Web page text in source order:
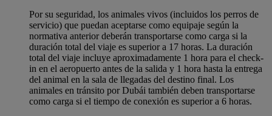
Por su seguridad, los animales vivos (incluidos los perros de
servicio) que puedan aceptarse como equipaje según la
normativa anterior deberán transportarse como carga si la
duración total del viaje es superior a 17 horas. La duración
total del viaje incluye aproximadamente 1 hora para el check-
in en el aeropuerto antes de la salida y 1 hora hasta la entrega
del animal en la sala de llegadas del destino final. Los
animales en tránsito por Dubái también deben transportarse
como carga si el tiempo de conexión es superior a 6 horas.